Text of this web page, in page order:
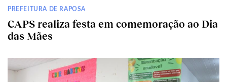
PREFEITURA DE RAPOSA
CAPS realiza festa em comemoração ao Dia
das Mães